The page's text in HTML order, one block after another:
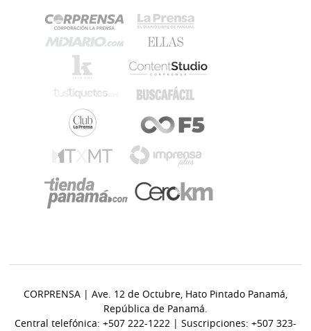
CORPRENSA | Ave. 12 de Octubre, Hato Pintado Panamá,
República de Panamá.
Central telefónica: +507 222-1222 | Suscripciones: +507 323-